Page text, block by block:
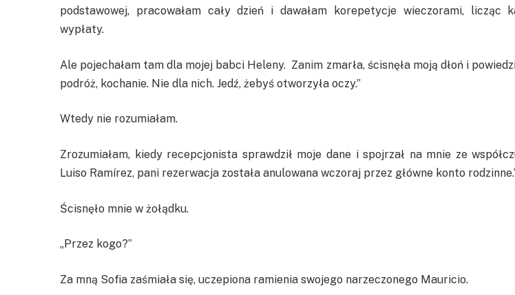
podstawowej, pracowałam cały dzień i dawałam korepetycje wieczorami, licząc
wypłaty.
Ale pojechałam tam dla mojej babci Heleny. Zanim zmarła, ścisnęła moją dłoń i
podróż, kochanie. Nie dla nich. Jedź, żebyś otworzyła oczy.”
Wtedy nie rozumiałam.
Zrozumiałam, kiedy recepcjonista sprawdził moje dane i spojrzał na mnie ze
Luiso Ramírez, pani rezerwacja została anulowana wczoraj przez główne konto
Ścisnęło mnie w żołądku.
„Przez kogo?”
Za mną Sofia zaśmiała się, uczepiona ramienia swojego narzeczonego Mauricio.